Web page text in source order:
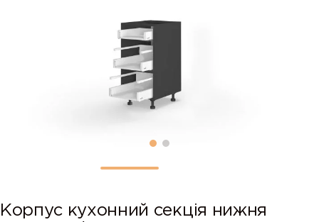
Корпус кухонний секція нижня